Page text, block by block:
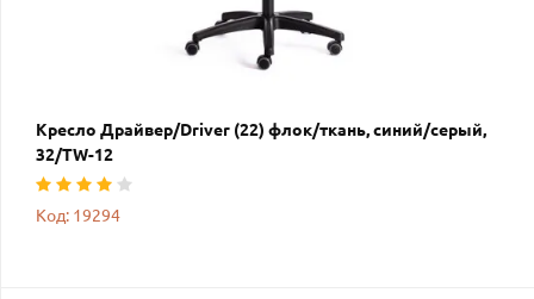
Кресло Драйвер/Driver (22) флок/ткань, синий/серый,
32/TW-12
Код: 19294